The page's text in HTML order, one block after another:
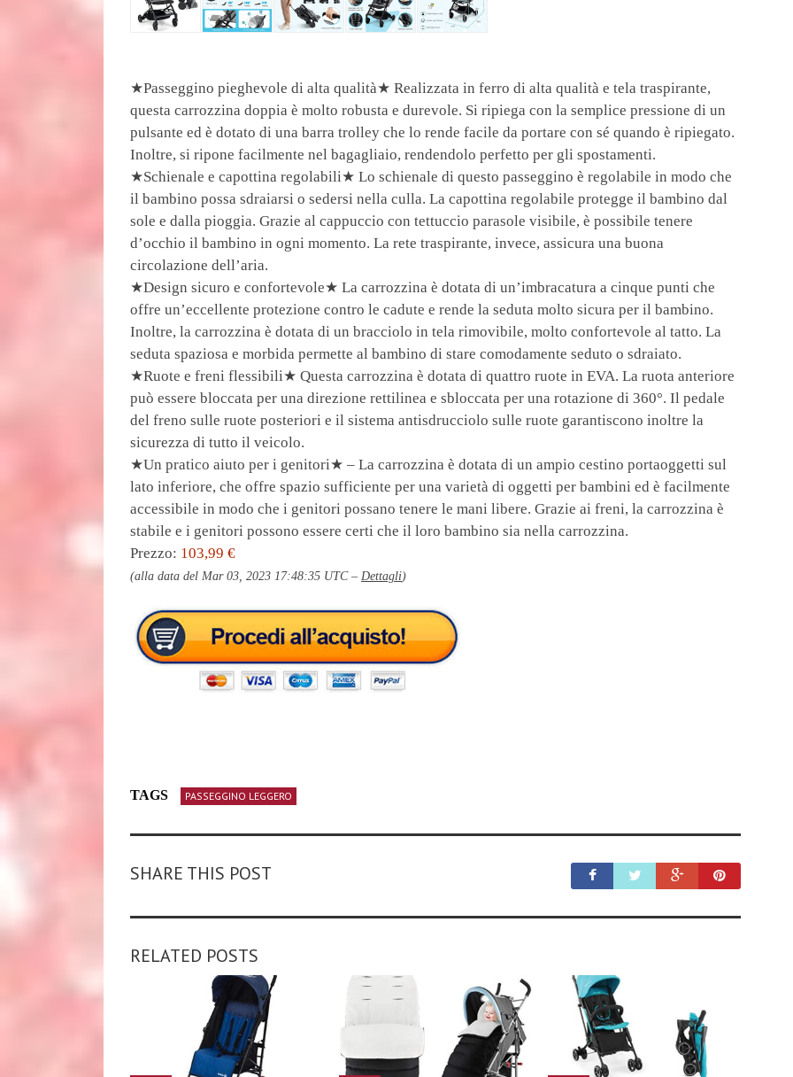
★Passeggino pieghevole di alta qualità★ Realizzata in ferro di alta qualità e tela traspirante,
questa carrozzina doppia è molto robusta e durevole. Si ripiega con la semplice pressione di un
pulsante ed è dotato di una barra trolley che lo rende facile da portare con sé quando è ripiegato.
Inoltre, si ripone facilmente nel bagagliaio, rendendolo perfetto per gli spostamenti.
★Schienale e capottina regolabili★ Lo schienale di questo passeggino è regolabile in modo che
il bambino possa sdraiarsi o sedersi nella culla. La capottina regolabile protegge il bambino dal
sole e dalla pioggia. Grazie al cappuccio con tettuccio parasole visibile, è possibile tenere
d’occhio il bambino in ogni momento. La rete traspirante, invece, assicura una buona
circolazione dell’aria.
★Design sicuro e confortevole★ La carrozzina è dotata di un’imbracatura a cinque punti che
offre un’eccellente protezione contro le cadute e rende la seduta molto sicura per il bambino.
Inoltre, la carrozzina è dotata di un bracciolo in tela rimovibile, molto confortevole al tatto. La
seduta spaziosa e morbida permette al bambino di stare comodamente seduto o sdraiato.
★Ruote e freni flessibili★ Questa carrozzina è dotata di quattro ruote in EVA. La ruota anteriore
può essere bloccata per una direzione rettilinea e sbloccata per una rotazione di 360°. Il pedale
del freno sulle ruote posteriori e il sistema antisdrucciolo sulle ruote garantiscono inoltre la
sicurezza di tutto il veicolo.
★Un pratico aiuto per i genitori★ – La carrozzina è dotata di un ampio cestino portaoggetti sul
lato inferiore, che offre spazio sufficiente per una varietà di oggetti per bambini ed è facilmente
accessibile in modo che i genitori possano tenere le mani libere. Grazie ai freni, la carrozzina è
stabile e i genitori possono essere certi che il loro bambino sia nella carrozzina.
Prezzo: 103,99 €
(alla data del Mar 03, 2023 17:48:35 UTC – Dettagli)
TAGS PASSEGGINO LEGGERO
SHARE THIS POST
RELATED POSTS